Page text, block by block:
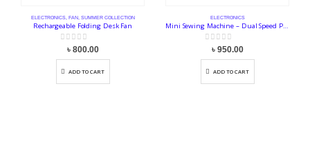
ELECTRONICS, FAN, SUMMER COLLECTION
Rechargeable Folding Desk Fan
out of 5
৳ 800.00
ADD TO CART
ELECTRONICS
Mini Sewing Machine – Dual Speed Portable Mini Electric Pedal Double Threads
out of 5
৳ 950.00
ADD TO CART